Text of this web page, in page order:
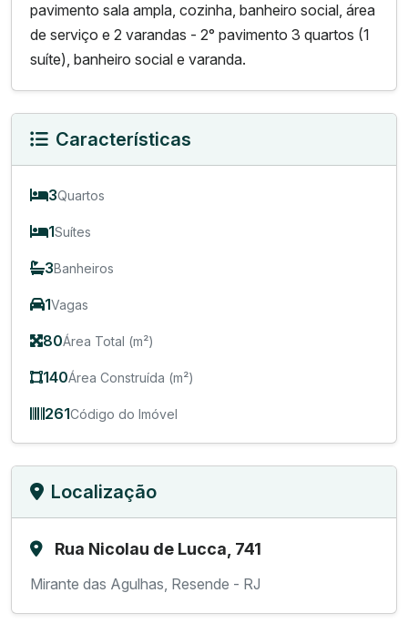
pavimento sala ampla, cozinha, banheiro social, área
de serviço e 2 varandas - 2° pavimento 3 quartos (1
suíte), banheiro social e varanda.
Características
3Quartos
1Suítes
3Banheiros
1Vagas
80Área Total (m²)
140Área Construída (m²)
261Código do Imóvel
Localização
Rua Nicolau de Lucca, 741
Mirante das Agulhas, Resende - RJ